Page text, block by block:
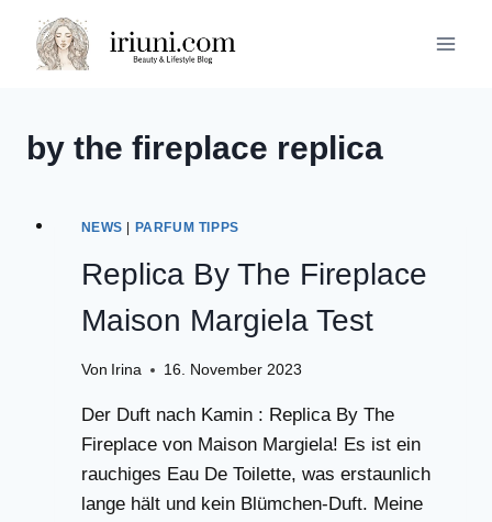
Inhalt
springen
by the fireplace replica
NEWS PARFUM TIPPS
Replica By The Fireplace
Maison Margiela Test
Von Irina 16. November 2023
Der Duft nach Kamin : Replica By The
Fireplace von Maison Margiela! Es ist ein
rauchiges Eau De Toilette, was erstaunlich
lange hält und kein Blümchen-Duft. Meine